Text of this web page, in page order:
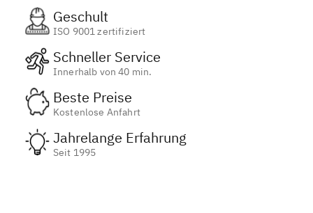
Geschult
ISO 9001 zertifiziert
Schneller Service
Innerhalb von 40 min.
Beste Preise
Kostenlose Anfahrt
Jahrelange Erfahrung
Seit 1995